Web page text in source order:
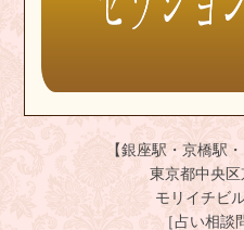
【銀座駅・京橋駅
東京都中央
モリイチビ
［占い相談